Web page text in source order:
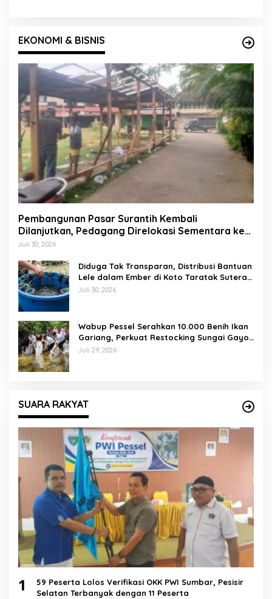
EKONOMI & BISNIS
Pembangunan Pasar Surantih Kembali
Dilanjutkan, Pedagang Direlokasi Sementara ke
Lapangan Gadih Basanai
Juli 30, 2026
Diduga Tak Transparan, Distribusi Bantuan
Lele dalam Ember di Koto Taratak Sutera
Tuai Sorotan Warga
Juli 30, 2026
Wabup Pessel Serahkan 10.000 Benih Ikan
Gariang, Perkuat Restocking Sungai Gayo
demi Kelestarian Perairan
Juli 29, 2026
SUARA RAKYAT
1
59 Peserta Lolos Verifikasi OKK PWI Sumbar, Pesisir
Selatan Terbanyak dengan 11 Peserta